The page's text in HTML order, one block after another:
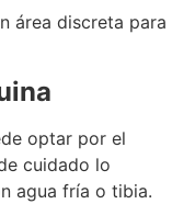
área discreta para
optar por el
cuidado lo
agua fría o tibia.